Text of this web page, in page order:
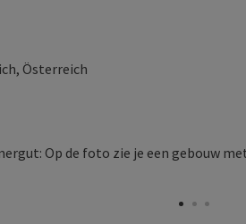
Österreich